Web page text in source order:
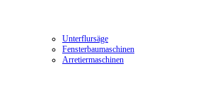
Unterflursäge
Fensterbaumaschinen
Arretiermaschinen